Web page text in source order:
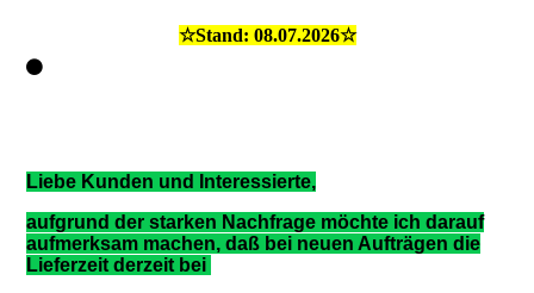
☆Stand: 08.07.2026☆
Liebe Kunden und Interessierte,
aufgrund der starken Nachfrage möchte ich darauf
aufmerksam machen, daß bei neuen Aufträgen die
Lieferzeit derzeit bei